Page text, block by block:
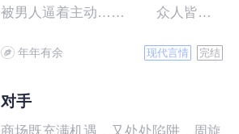
被男人逼着主动…… 众人皆
情古怪暴戾还克妻，没有哪个女人敢
的第九任妻子，众人都等着她被横着
年年有余 现代言情 完结
对手
商场既充满机遇，又处处陷阱，周旋